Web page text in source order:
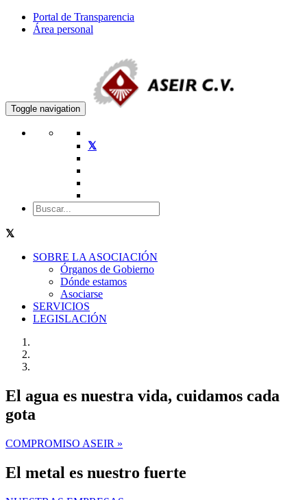
Portal de Transparencia
Área personal
Toggle navigation
SOBRE LA ASOCIACIÓN
Órganos de Gobierno
Dónde estamos
Asociarse
SERVICIOS
LEGISLACIÓN
El agua es nuestra vida, cuidamos cada
gota
COMPROMISO ASEIR »
El metal es nuestro fuerte